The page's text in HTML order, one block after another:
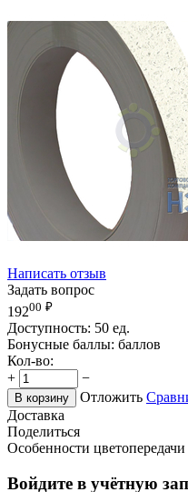
Написать отзыв
Задать вопрос
19200 ₽
Доступность: 50 ед.
Бонусные баллы: баллов
Кол-во:
+
−
В корзину Отложить
Доставка
Поделиться
Особенности цветопередачи
Войдите в учётную